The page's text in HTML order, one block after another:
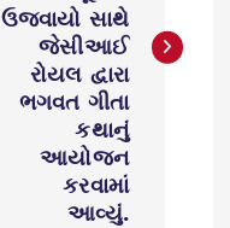
ઉજવાયો સાથે
જેસીઆઈ
રોયલ દ્વારા
ભગવત ગીતા
કથાનું
આયોજન
કરવામાં
આવ્યું.